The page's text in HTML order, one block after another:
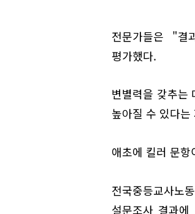
전문가들은 "
평가했다.
변별력을 갖추는
높아질 수 있다
애초에 킬러 문
전국중등교사노
설문조사 결과